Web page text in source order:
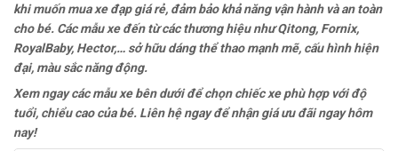
khi muốn mua xe đạp giá rẻ, đảm bảo khả năng vận hành và an toàn
cho bé. Các mẫu xe đến từ các thương hiệu như Qitong, Fornix,
RoyalBaby, Hector,… sở hữu dáng thể thao mạnh mẽ, cấu hình hiện
đại, màu sắc năng động.
Xem ngay các mẫu xe bên dưới để chọn chiếc xe phù hợp với độ
tuổi, chiểu cao của bé. Liên hệ ngay để nhận giá ưu đãi ngay hôm
nay!